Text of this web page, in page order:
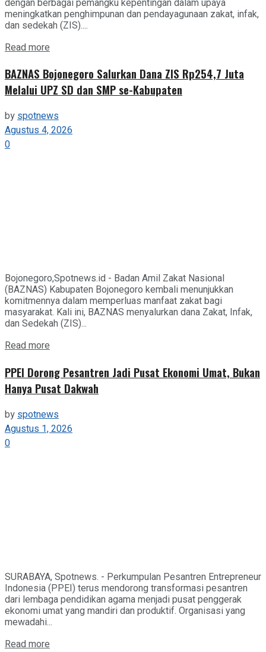
dengan berbagai pemangku kepentingan dalam upaya
meningkatkan penghimpunan dan pendayagunaan zakat, infak,
dan sedekah (ZIS)....
Read more
BAZNAS Bojonegoro Salurkan Dana ZIS Rp254,7 Juta
Melalui UPZ SD dan SMP se-Kabupaten
byspotnews
Agustus 4, 2026
0
Bojonegoro,Spotnews.id - Badan Amil Zakat Nasional
(BAZNAS) Kabupaten Bojonegoro kembali menunjukkan
komitmennya dalam memperluas manfaat zakat bagi
masyarakat. Kali ini, BAZNAS menyalurkan dana Zakat, Infak,
dan Sedekah (ZIS)...
Read more
PPEI Dorong Pesantren Jadi Pusat Ekonomi Umat, Bukan
Hanya Pusat Dakwah
by spotnews
Agustus 1, 2026
0
SURABAYA, Spotnews. - Perkumpulan Pesantren Entrepreneur
Indonesia (PPEI) terus mendorong transformasi pesantren
dari lembaga pendidikan agama menjadi pusat penggerak
ekonomi umat yang mandiri dan produktif. Organisasi yang
mewadahi...
Read more